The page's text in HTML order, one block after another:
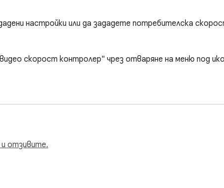
настройки или да зададете потребителска
скорост контролер" чрез отваряне на меню под
tool for adjusting video playback speed online! With Super
отзивите.